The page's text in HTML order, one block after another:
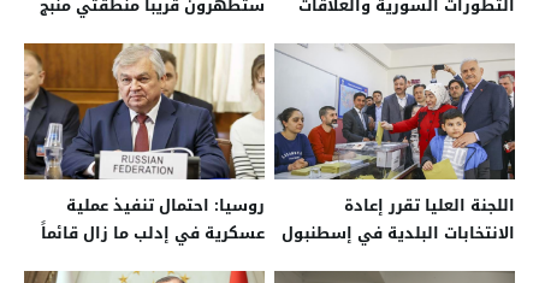
اللجنة العليا تقرر إعادة
الانتخابات البلدية في إسطنبول
روسيا: احتمال تنفيذ عملية
عسكرية في إدلب ما زال قائماً